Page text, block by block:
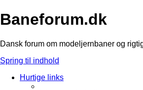
Baneforum.dk
Dansk forum om modeljernbaner og
Spring til indhold
Hurtige links